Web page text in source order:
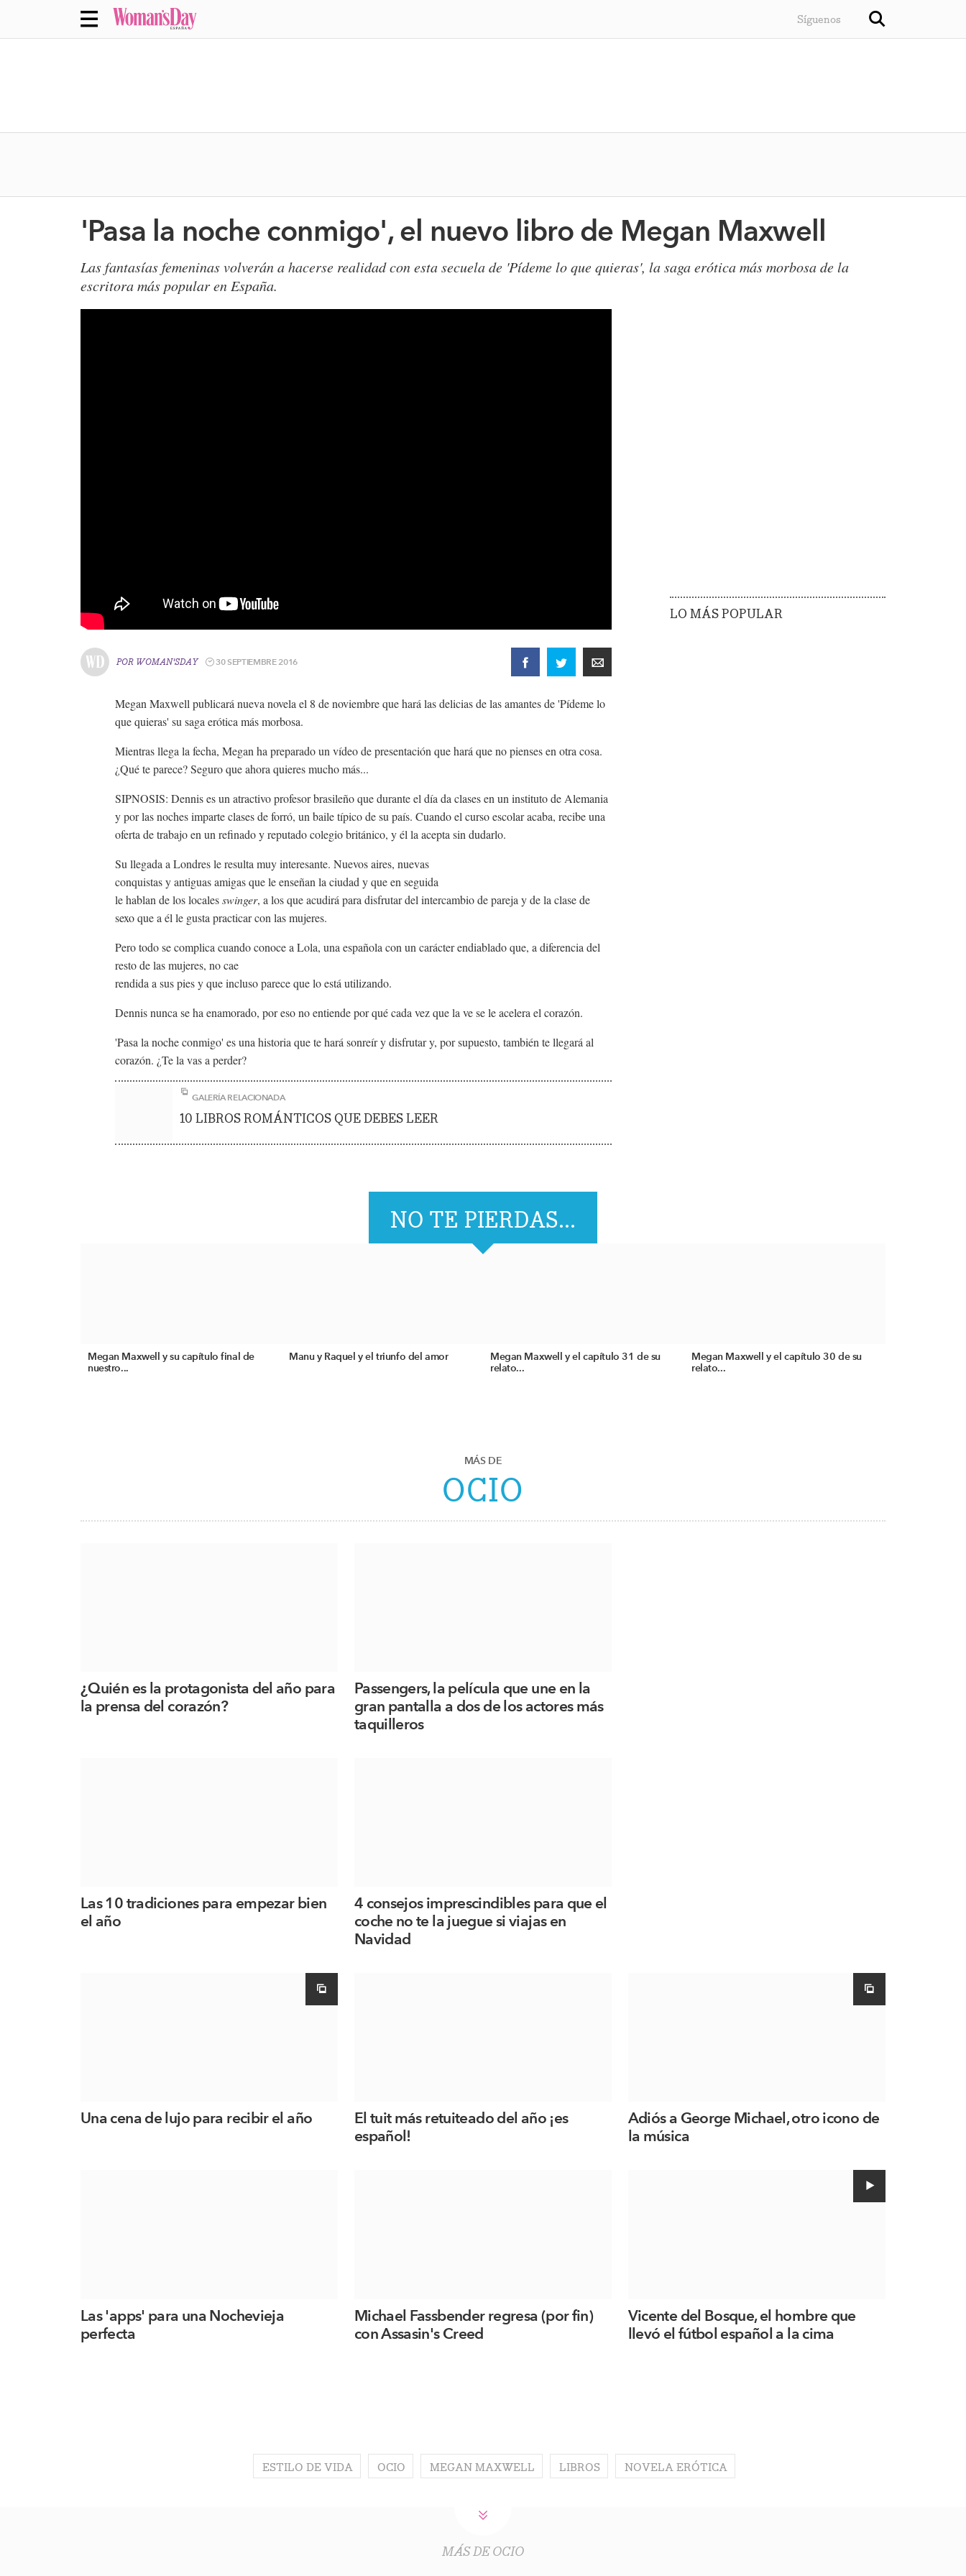
Síguenos
'Pasa la noche conmigo', el nuevo libro de Megan Maxwell
Las fantasías femeninas volverán a hacerse realidad con esta secuela de 'Pídeme lo que quieras', la saga erótica más morbosa de la
escritora más popular en España.
LO MÁS POPULAR
POR WOMAN'SDAY 30 SEPTIEMBRE 2016
Megan Maxwell publicará nueva novela el 8 de noviembre que hará las delicias de las amantes de 'Pídeme lo
que quieras' su saga erótica más morbosa.
Mientras llega la fecha, Megan ha preparado un vídeo de presentación que hará que no pienses en otra cosa.
¿Qué te parece? Seguro que ahora quieres mucho más...
SIPNOSIS: Dennis es un atractivo profesor brasileño que durante el día da clases en un instituto de Alemania
y por las noches imparte clases de forró, un baile típico de su país. Cuando el curso escolar acaba, recibe una
oferta de trabajo en un refinado y reputado colegio británico, y él la acepta sin dudarlo.
Su llegada a Londres le resulta muy interesante. Nuevos aires, nuevas
conquistas y antiguas amigas que le enseñan la ciudad y que en seguida
le hablan de los localesswinger, a los que acudirá para disfrutar del intercambio de pareja y de la clase de
sexo que a él le gusta practicar con las mujeres.
Pero todo se complica cuando conoce a Lola, una española con un carácter endiablado que, a diferencia del
resto de las mujeres, no cae
rendida a sus pies y que incluso parece que lo está utilizando.
Dennis nunca se ha enamorado, por eso no entiende por qué cada vez que la ve se le acelera el corazón.
'Pasa la noche conmigo' es una historia que te hará sonreír y disfrutar y, por supuesto, también te llegará al
corazón. ¿Te la vas a perder?
GALERÍA RELACIONADA
10 LIBROS ROMÁNTICOS QUE DEBES LEER
NO TE PIERDAS...
Megan Maxwell y su capítulo final de
nuestro...
Manu y Raquel y el triunfo del amor
Megan Maxwell y el capítulo 31 de su
relato...
Megan Maxwell y el capítulo 30 de su
relato...
MÁS DE
OCIO
¿Quién es la protagonista del año para
la prensa del corazón?
Passengers, la película que une en la
gran pantalla a dos de los actores más
taquilleros
Las 10 tradiciones para empezar bien
el año
4 consejos imprescindibles para que el
coche no te la juegue si viajas en
Navidad
Una cena de lujo para recibir el año
El tuit más retuiteado del año ¡es
español!
Adiós a George Michael, otro icono de
la música
Las 'apps' para una Nochevieja
perfecta
Michael Fassbender regresa (por fin)
con Assasin's Creed
Vicente del Bosque, el hombre que
llevó el fútbol español a la cima
ESTILO DE VIDA OCIO MEGAN MAXWELL LIBROS NOVELA ERÓTICA
MÁS DE OCIO